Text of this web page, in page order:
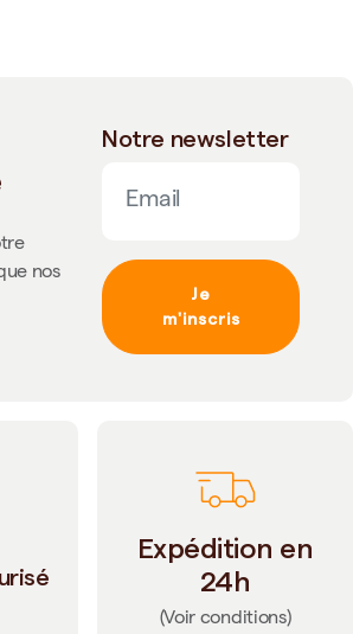
nos
Notre newsletter
Je
m'inscris
Expédition en
24h
(Voir conditions)